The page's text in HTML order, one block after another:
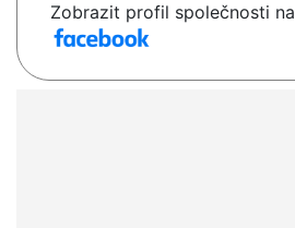
Zobrazit profil společnosti na